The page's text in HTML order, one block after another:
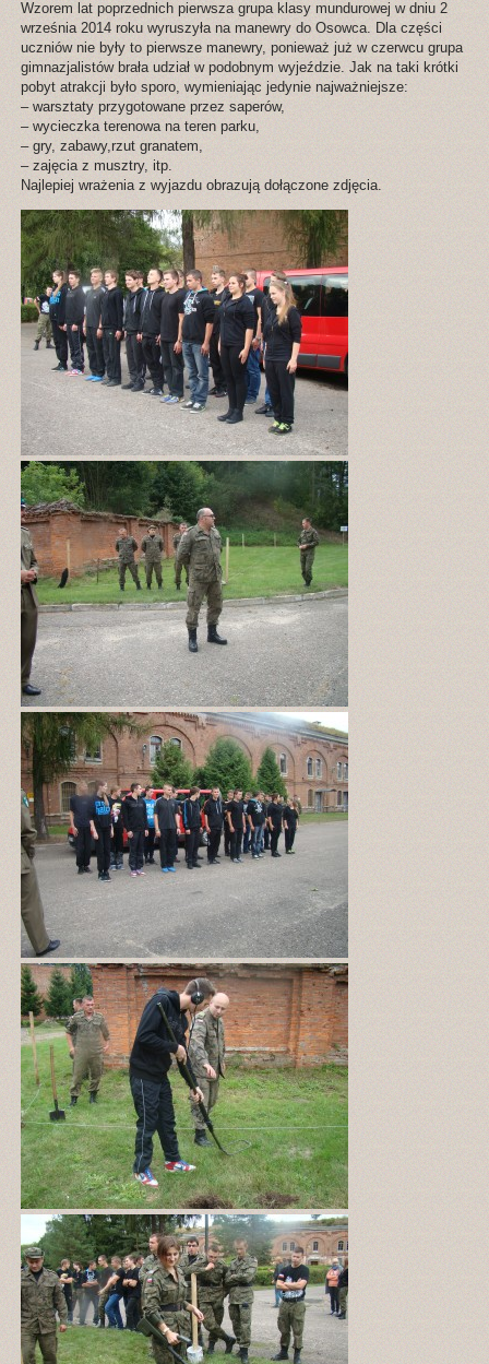
Wzorem lat poprzednich pierwsza grupa klasy mundurowej w dniu 2
września 2014 roku wyruszyła na manewry do Osowca. Dla części
uczniów nie były to pierwsze manewry, ponieważ już w czerwcu grupa
gimnazjalistów brała udział w podobnym wyjeździe. Jak na taki krótki
pobyt atrakcji było sporo, wymieniając jedynie najważniejsze:
– warsztaty przygotowane przez saperów,
– wycieczka terenowa na teren parku,
– gry, zabawy,rzut granatem,
– zajęcia z musztry, itp.
Najlepiej wrażenia z wyjazdu obrazują dołączone zdjęcia.